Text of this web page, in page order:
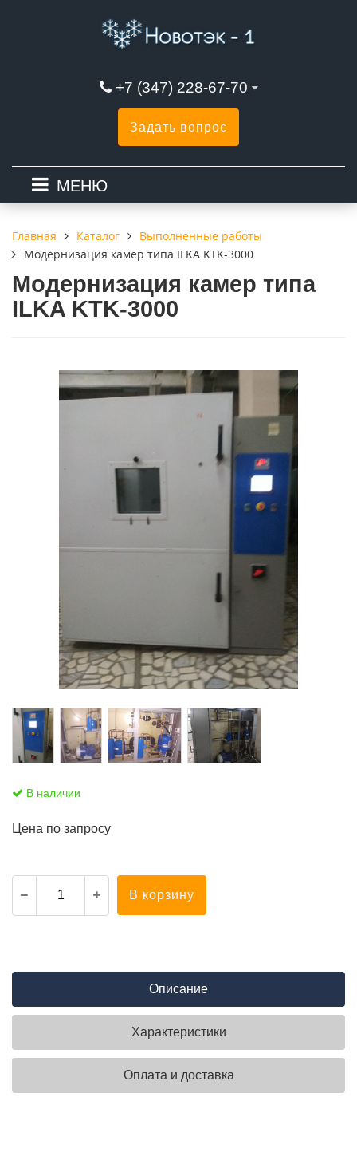
+7 (347) 228-67-70
Задать вопрос
МЕНЮ
Главная Каталог
Выполненные работы
Модернизация камер типа ILKA KTK-3000
Модернизация камер типа
ILKA KTK-3000
В наличии
Цена по запросу
В корзину
Описание
Характеристики
Оплата и доставка